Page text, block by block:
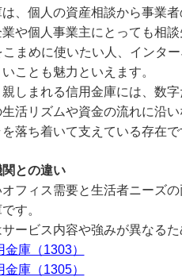
、個人の資産相談から事業
や個人事業主にとっても相
こまめに使いたい人、インタ
ことも魅力といえます。
しまれる信用金庫には、数
活リズムや資金の流れに沿
落ち着いて支えている存在で
との違い
フィス需要と生活者ニーズ
す。
ービス内容や強みが異なる
庫（1303）
庫（1305）